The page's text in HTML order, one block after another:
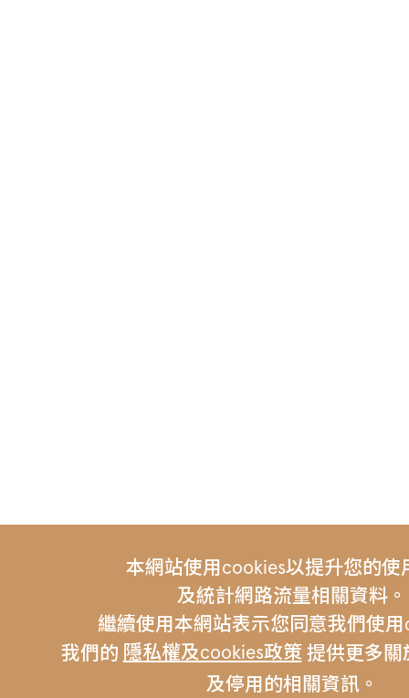
本網站使用cookies以提升您的使
及統計網路流量相關資料。
繼續使用本網站表示您同意我們使
我們的 隱私權及cookies政策 提供更多關
及停用的相關資訊。